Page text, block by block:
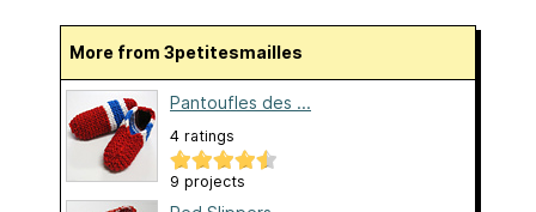
More from 3petitesmailles
Pantoufles des ...
4 ratings
9 projects